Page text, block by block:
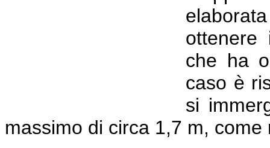
ottenere
che ha
caso è
si
massimo di circa 1,7 m,